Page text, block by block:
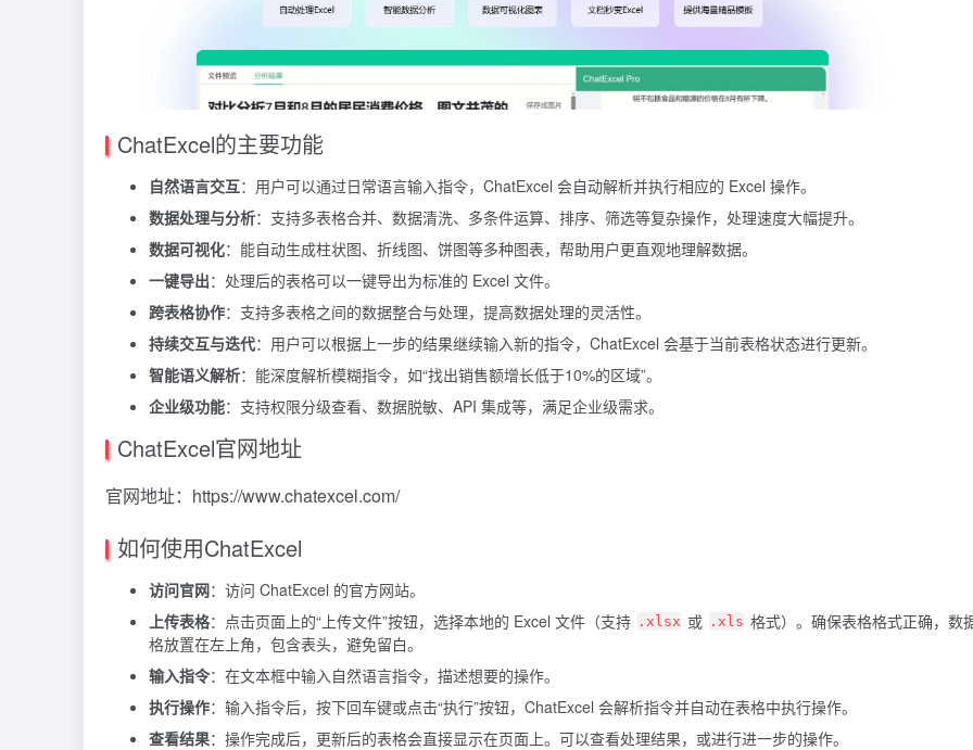
ChatExcel的主要功能
自然语言交互：用户可以通过日常语言输入指令，ChatExcel 会自动解析并执行相应的 Excel 操作。
数据处理与分析：支持多表格合并、数据清洗、多条件运算、排序、筛选等复杂操作，处理速度大幅提升。
数据可视化：能自动生成柱状图、折线图、饼图等多种图表，帮助用户更直观地理解数据。
一键导出：处理后的表格可以一键导出为标准的 Excel 文件。
跨表格协作：支持多表格之间的数据整合与处理，提高数据处理的灵活性。
持续交互与迭代：用户可以根据上一步的结果继续输入新的指令，ChatExcel 会基于当前表格状态进行更新。
智能语义解析：能深度解析模糊指令，如“找出销售额增长低于10%的区域”。
企业级功能：支持权限分级查看、数据脱敏、API 集成等，满足企业级需求。
ChatExcel官网地址
官网地址：https://www.chatexcel.com/
如何使用ChatExcel
访问官网：访问 ChatExcel 的官方网站。
上传表格：点击页面上的“上传文件”按钮，选择本地的 Excel 文件（支持 .xlsx 或 .xls 格式）。确保表格格式正确，数
格放置在左上角，包含表头，避免留白。
输入指令：在文本框中输入自然语言指令，描述想要的操作。
执行操作：输入指令后，按下回车键或点击“执行”按钮，ChatExcel 会解析指令并自动在表格中执行操作。
查看结果：操作完成后，更新后的表格会直接显示在页面上。可以查看处理结果，或进行进一步的操作。